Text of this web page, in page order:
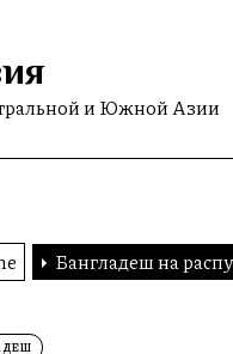
и Южной Азии
Бангладеш на